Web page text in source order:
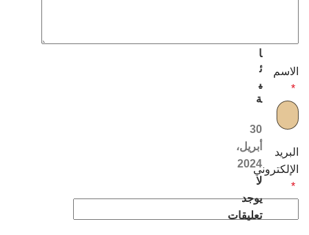
الاسم
*
البريد
الإلكتروني
*
ا
ئ
ي
ة
30
أبريل،
2024
لا
يوجد
تعليقات